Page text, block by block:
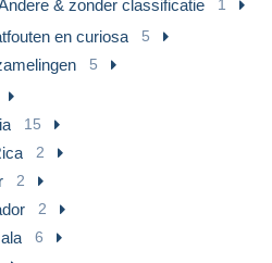
& zonder classificatie 1
en curiosa 5
5
15
2
2
2
6